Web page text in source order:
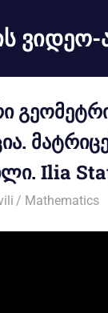
ვიდეო-
Ilia
Mathematics